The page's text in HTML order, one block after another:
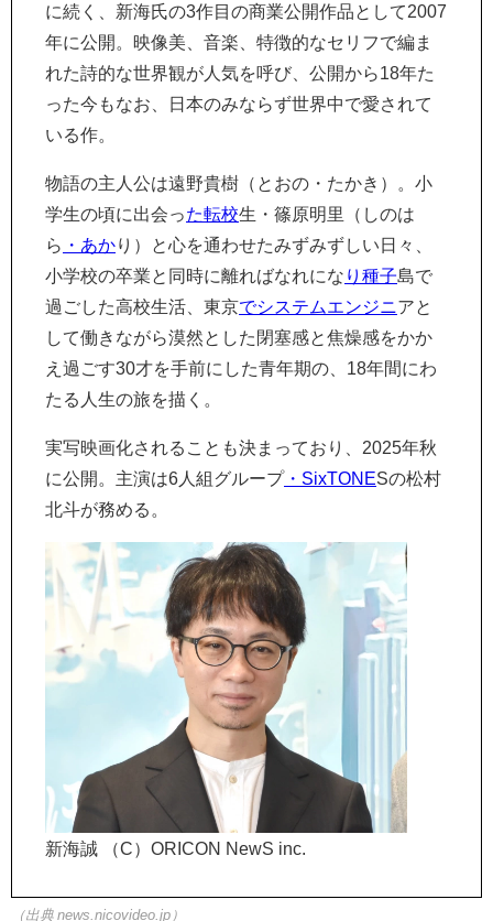
に続く、新海氏の3作目の商業公開作品として2007
年に公開。映像美、音楽、特徴的なセリフで編ま
れた詩的な世界観が人気を呼び、公開から18年た
った今もなお、日本のみならず世界中で愛されて
いる作。
物語の主人公は遠野貴樹（とおの・たかき）。小
学生の頃に出会った転校生・篠原明里（しのは
ら ・あかり）と心を通わせたみずみずしい日々、
小学校の卒業と同時に離ればなれにな り種子島で
過ごした高校生活、東京でシステムエンジニ アと
して働きながら漠然とした閉塞感と焦燥感をかか
え過ごす30才を手前にした青年期の、18年間にわ
たる人生の旅を描く。
実写映画化されることも決まっており、2025年秋
に公開。主演は6人組グループ・SixTONESの松村
北斗が務める。
新海誠 （C）ORICON NewS inc.
（出典 news.nicovideo.jp）